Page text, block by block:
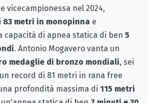
vicecampionessa nel 2024,
83 metri in monopinna e
capacità di apnea statica di ben 5
. Antonio Mogavero vanta un
medaglie di bronzo mondiali, sei
record di 81 metri in rana free
profondità massima di 115 metri